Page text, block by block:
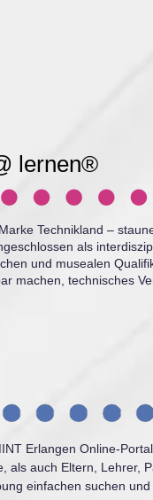
lernen®
Technikland –
​als
und musealen
machen, technisches
Erlangen Online-
als auch Eltern, Lehrer,
einfachen suchen